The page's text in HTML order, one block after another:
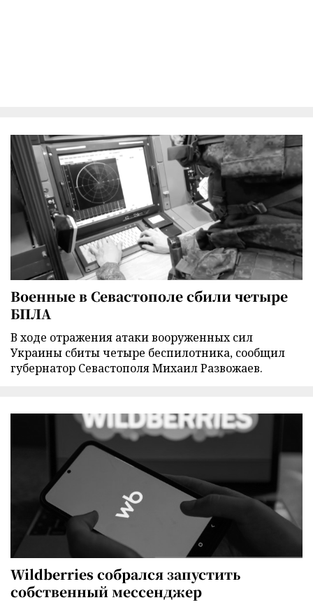
Военные в Севастополе сбили четыре
БПЛА
В ходе отражения атаки вооруженных сил
Украины сбиты четыре беспилотника, сообщил
губернатор Севастополя Михаил Развожаев.
Wildberries собрался запустить
собственный мессенджер